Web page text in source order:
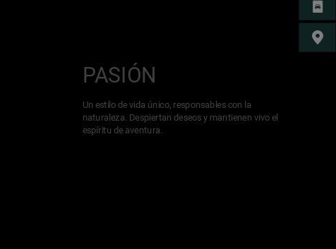
PASIÓN
Un estilo de vida único, responsables con la
naturaleza. Despiertan deseos y mantienen vivo el
espíritu de aventura.